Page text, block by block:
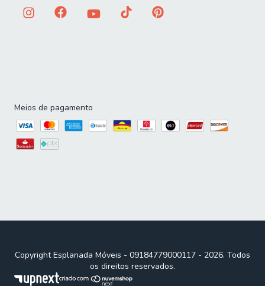
Meios de pagamento
Copyright Esplanada Móveis - 09184779000117 - 2026. Todos
os direitos reservados.